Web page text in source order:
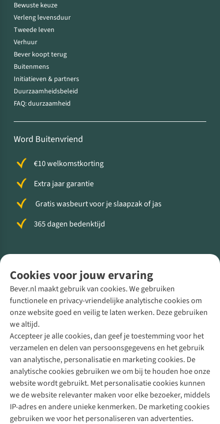
Cookies voor jouw ervaring
Bever.nl maakt gebruik van cookies. We gebruiken
functionele en privacy-vriendelijke analytische cookies om
onze website goed en veilig te laten werken. Deze gebruiken
we altijd.
Accepteer je alle cookies, dan geef je toestemming voor het
verzamelen en delen van persoonsgegevens en het gebruik
van analytische, personalisatie en marketing cookies. De
analytische cookies gebruiken we om bij te houden hoe onze
website wordt gebruikt. Met personalisatie cookies kunnen
we de website relevanter maken voor elke bezoeker, middels
IP-adres en andere unieke kenmerken. De marketing cookies
gebruiken we voor het personaliseren van advertenties.
Bewuste keuze
Verleng levensduur
Tweede leven
Verhuur
Bever koopt terug
Buitenmens
Initiatieven & partners
Duurzaamheidsbeleid
FAQ: duurzaamheid
Word Buitenvriend
€10 welkomstkorting
Extra jaar garantie
Gratis wasbeurt voor je slaapzak of jas
365 dagen bedenktijd
Direct advies van een Buitenexpert
+31 (0)85 888 50 88
+31 6 12 28 49 80
Contactformulier